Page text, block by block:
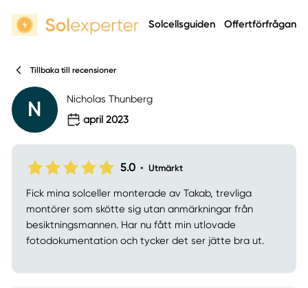
Solcellsguiden Offertförfrågan
Tillbaka till recensioner
N
Nicholas Thunberg
april 2023
5.0 • Utmärkt
Fick mina solceller monterade av Takab, trevliga
montörer som skötte sig utan anmärkningar från
besiktningsmannen. Har nu fått min utlovade
fotodokumentation och tycker det ser jätte bra ut.